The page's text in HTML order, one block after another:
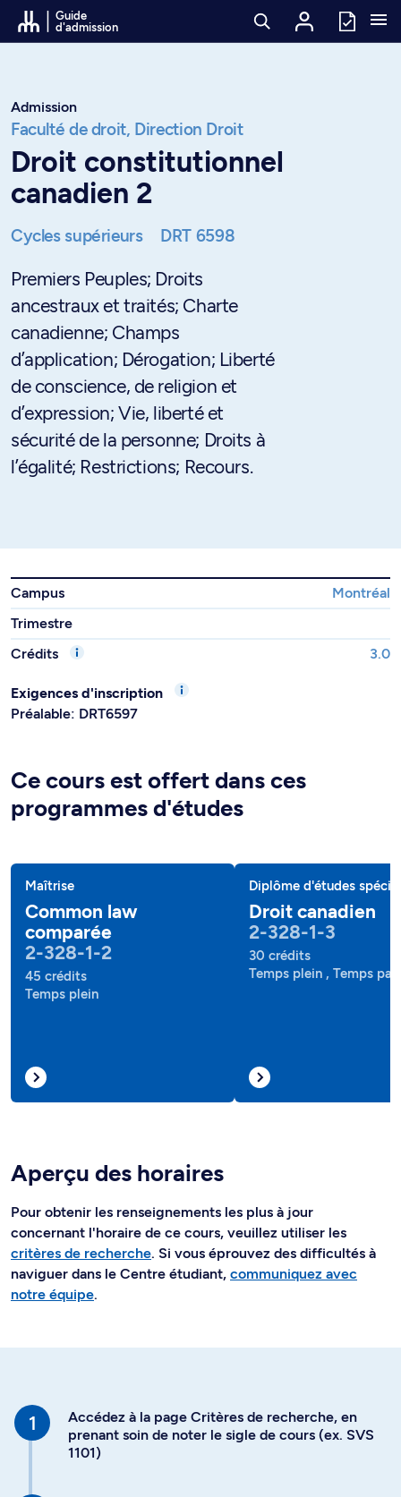
Passer au contenu
Guide
d'admission
Admission
Faculté de droit, Direction Droit
Droit constitutionnel
canadien 2
Cycles supérieurs DRT 6598
Premiers Peuples; Droits
ancestraux et traités; Charte
canadienne; Champs
d’application; Dérogation; Liberté
de conscience, de religion et
d’expression; Vie, liberté et
sécurité de la personne; Droits à
l’égalité; Restrictions; Recours.
Campus
Montréal
Trimestre
Crédits
3.0
Exigences d'inscription
Préalable: DRT6597
Ce cours est offert dans ces
programmes d'études
Maîtrise
Common law
comparée
2-328-1-2
45 crédits
Temps plein
Diplôme d'études
Droit canadien
2-328-1-3
30 crédits
Temps plein , Temps
Aperçu des horaires
Pour obtenir les renseignements les plus à jour
concernant l'horaire de ce cours, veuillez utiliser les
critères de recherche. Si vous éprouvez des difficultés à
naviguer dans le Centre étudiant, communiquez avec
notre équipe.
Accédez à la page Critères de recherche, en
prenant soin de noter le sigle de cours (ex. SVS
1101)